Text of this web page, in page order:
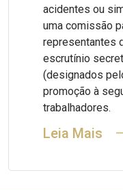
acidentes ou
uma comissão
representantes
escrutínio
(designados
promoção à
trabalhadores.
Leia Mais